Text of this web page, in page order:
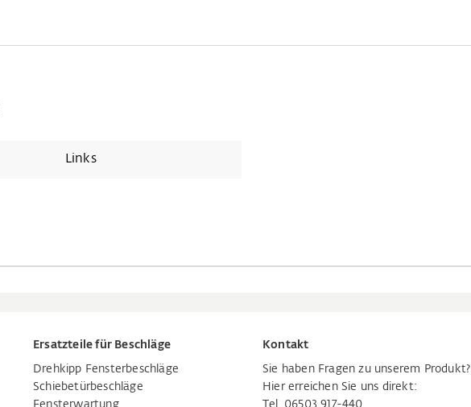
Links
Ersatzteile für Beschläge
Drehkipp Fensterbeschläge
Schiebetürbeschläge
Fensterwartung
Kontakt
Sie haben Fragen zu unserem Produkt?
Hier erreichen Sie uns direkt:
Tel. 06503 917-440